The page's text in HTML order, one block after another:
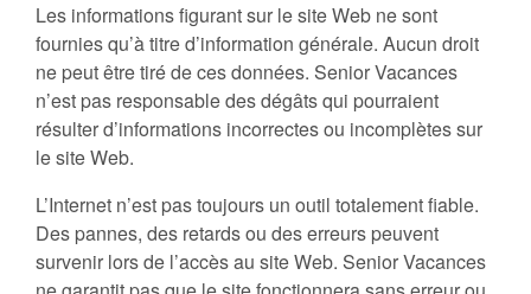
Les informations figurant sur le site Web ne sont
fournies qu’à titre d’information générale. Aucun droit
ne peut être tiré de ces données. Senior Vacances
n’est pas responsable des dégâts qui pourraient
résulter d’informations incorrectes ou incomplètes sur
le site Web.
L’Internet n’est pas toujours un outil totalement fiable.
Des pannes, des retards ou des erreurs peuvent
survenir lors de l’accès au site Web. Senior Vacances